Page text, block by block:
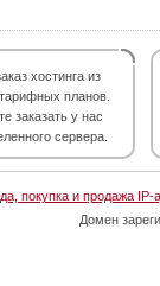
хостинга из
планов.
заказать у нас
сервера.
покупка и продажа IP-
Домен